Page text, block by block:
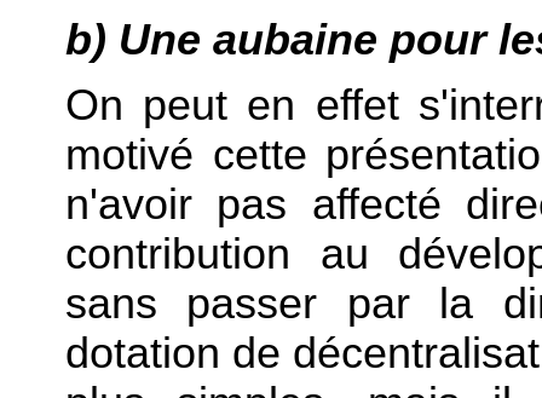
b) Une aubaine pour
On peut en effet
motivé cette
n'avoir pas affecté
contribution au
sans passer par la
dotation de